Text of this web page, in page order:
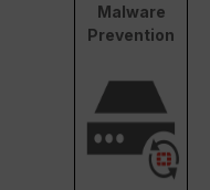
Malware
Prevention